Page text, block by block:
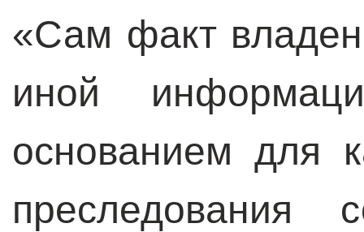
«Сам факт
иной
основанием для